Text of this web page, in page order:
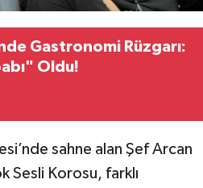
Gastronomi Rüzgarı:
Oldu!
sahne alan Şef Arcan
Sesli Korosu, farklı